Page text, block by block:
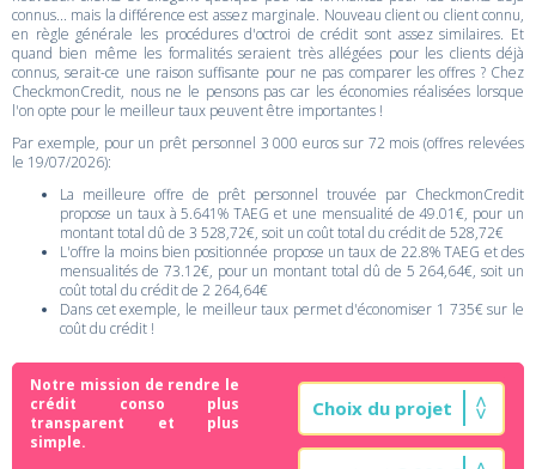
connus... mais la différence est assez marginale. Nouveau client ou client connu,
en règle générale les procédures d'octroi de crédit sont assez similaires. Et
quand bien même les formalités seraient très allégées pour les clients déjà
connus, serait-ce une raison suffisante pour ne pas comparer les offres ? Chez
CheckmonCredit, nous ne le pensons pas car les économies réalisées lorsque
l'on opte pour le meilleur taux peuvent être importantes !
Par exemple, pour un prêt personnel 3 000 euros sur 72 mois (offres relevées
le 19/07/2026):
La meilleure offre de prêt personnel trouvée par CheckmonCredit
propose un taux à 5.641% TAEG et une mensualité de 49.01€, pour un
montant total dû de 3 528,72€, soit un coût total du crédit de 528,72€
L'offre la moins bien positionnée propose un taux de 22.8% TAEG et des
mensualités de 73.12€, pour un montant total dû de 5 264,64€, soit un
coût total du crédit de 2 264,64€
Dans cet exemple, le meilleur taux permet d'économiser 1 735€ sur le
coût du crédit !
Notre mission de rendre le
crédit conso plus
transparent et plus
simple.